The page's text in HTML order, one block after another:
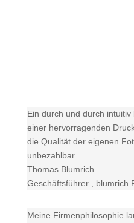
Ein durch und durch
einer hervorragenden
die Qualität der eigenen
unbezahlbar.
Thomas Blumrich
Geschäftsführer
blumrich
Meine Firmenphilosophie